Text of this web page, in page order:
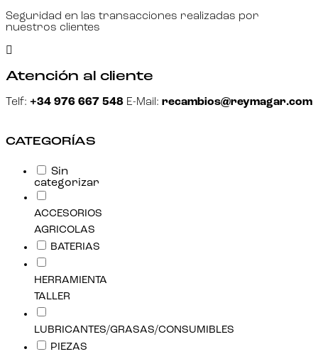
Seguridad en las transacciones realizadas por
nuestros clientes
Atención al cliente
Telf: +34 976 667 548 E-Mail: recambios@reymagar.com
CATEGORÍAS
Sin
categorizar
ACCESORIOS
AGRICOLAS
BATERIAS
HERRAMIENTA
TALLER
LUBRICANTES/GRASAS/CONSUMIBLES
PIEZAS